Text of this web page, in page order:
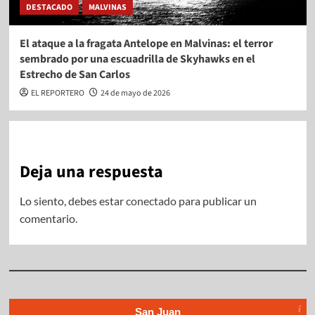
DESTACADO MALVINAS
El ataque a la fragata Antelope en Malvinas: el terror
sembrado por una escuadrilla de Skyhawks en el
Estrecho de San Carlos
EL REPORTERO 24 de mayo de 2026
Deja una respuesta
Lo siento, debes estarconectadopara publicar un
comentario.
San Juan